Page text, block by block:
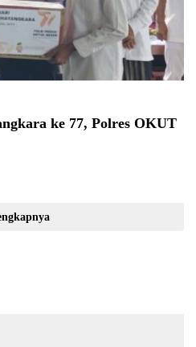
ke 77, Polres OKUT